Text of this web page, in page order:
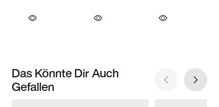
Das Könnte Dir Auch
Gefallen